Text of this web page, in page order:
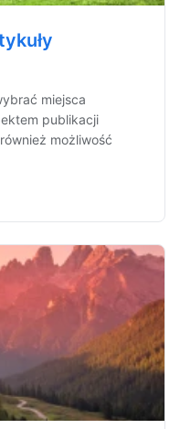
miejsca
publikacji
możliwość